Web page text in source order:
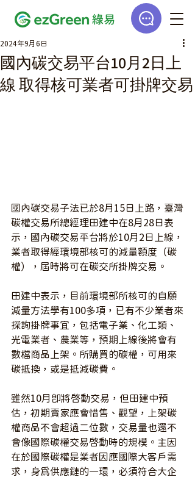
國內碳交易平台10月2日上
線 取得核可業者可掛牌交易
2024年9月6日
國內碳交易子法已於8月15日上路，臺灣
碳權交易所總經理田建中在8月28日表
示，國內碳交易平台將於10月2日上線，
業者取得經環境部核可的減量額度（碳
權），屆時將可在碳交所掛牌交易。
田建中表示，目前環境部所核可的自願
減量方法學有100多項，已有不少業者來
探詢掛牌事宜，包括電子業、化工類、
光電業者、農業等，預期上線後將會有
數檔商品上架。所購買的碳權，可用來
碳抵換，或是抵減碳費。
雖然10月即將啟動交易，但田建中預
估，初期賣家應會惜售、觀望，上架碳
權商品不會超過二位數，交易量也還不
會像國際碳權交易啟動時的規模。主因
在於國際碳權是業者因應國際大客戶需
求，身為供應鏈的一環，必須符合大企